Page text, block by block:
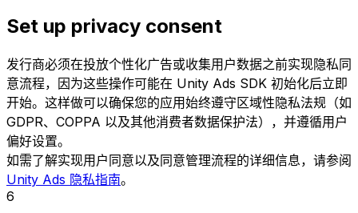
Set up privacy consent
发行商必须在投放个性化广告或收集用户数据之前实现隐私同
意流程，因为这些操作可能在 Unity Ads SDK 初始化后立即
开始。这样做可以确保您的应用始终遵守区域性隐私法规（如
GDPR、COPPA 以及其他消费者数据保护法），并遵循用户
偏好设置。
如需了解实现用户同意以及同意管理流程的详细信息，请参阅
Unity Ads 隐私指南。
6